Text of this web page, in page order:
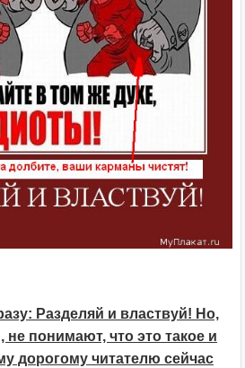
Разделяй и властвуй! Но,
понимают, что это такое и
дорогому читателю сейчас